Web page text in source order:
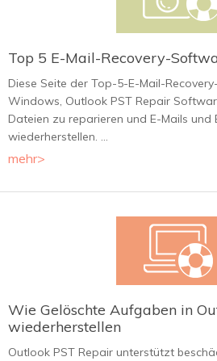
Top 5 E-Mail-Recovery-
Diese Seite der Top-5-E-Mail-
Windows, Outlook PST Repair
Dateien zu reparieren und E-Mails und
wiederherstellen. ...
mehr>
Wie Gelöschte Aufgaben in
wiederherstellen
Outlook PST Repair unterstützt